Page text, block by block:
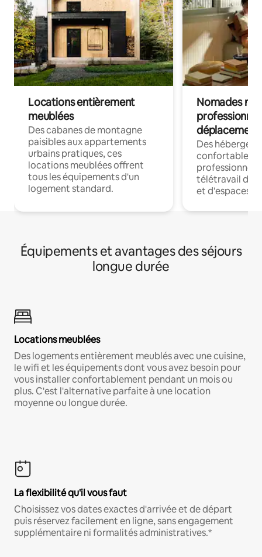
Locations entièrement
meublées
Des cabanes de montagne
paisibles aux appartements
urbains pratiques, ces
locations meublées offrent
tous les équipements d'un
logement standard.
Nomades
déplacement
Des
confortables
professionnels
télétravail
et d'espaces
Équipements et avantages des séjours
longue durée
Locations meublées
Des logements entièrement meublés avec une cuisine,
le wifi et les équipements dont vous avez besoin pour
vous installer confortablement pendant un mois ou
plus. C'est l'alternative parfaite à une location
moyenne ou longue durée.
La flexibilité qu'il vous faut
Choisissez vos dates exactes d'arrivée et de départ
puis réservez facilement en ligne, sans engagement
supplémentaire ni formalités administratives.*